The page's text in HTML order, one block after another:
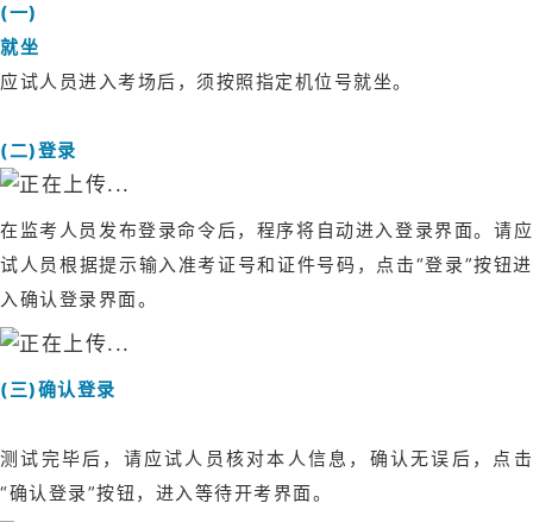
(一)
就坐
应试人员进入考场后，须按照指定机位号就坐。
(二)登录
在监考人员发布登录命令后，程序将自动进入登录界面。请应
试人员根据提示输入准考证号和证件号码，点击“登录”按钮进
入确认登录界面。
(三)确认登录
测试完毕后，请应试人员核对本人信息，确认无误后，点击
“确认登录”按钮，进入等待开考界面。